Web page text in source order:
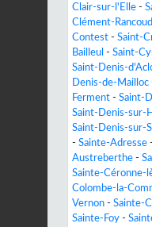
Clair-sur-l'Elle -
Clément-
Contest - Saint-
Bailleul - Saint-
Saint-Denis-
Denis-de-Mailloc
Ferment - Saint-
Saint-Denis-sur-
Saint-Denis-sur-
- Sainte-Adresse -
Austreberthe -
Sainte-Céronne-
Colombe-la-
Vernon - Sainte-
Sainte-Foy -